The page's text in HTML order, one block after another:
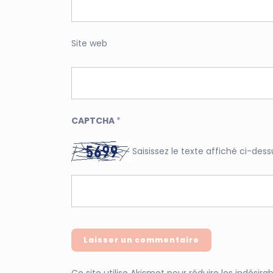
Site web
CAPTCHA *
Saisissez le texte affiché ci-